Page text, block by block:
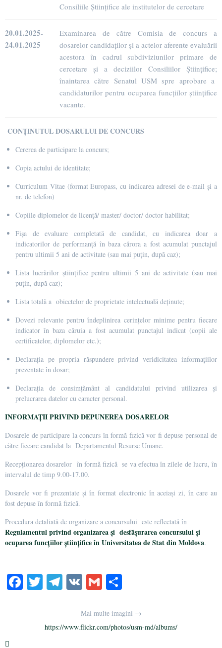
Consiliile Științifice ale institutelor de cercetare
20.01.2025-
24.01.2025
Examinarea de către Comisia de concurs a
dosarelor candidaților și a actelor aferente evaluării
acestora în cadrul subdiviziunilor primare de
cercetare și a deciziilor Consiliilor Științifice;
înaintarea către Senatul USM spre aprobare a
candidaturilor pentru ocuparea funcțiilor științifice
vacante.
CONȚINUTUL DOSARULUI DE CONCURS
Cererea de participare la concurs;
Copia actului de identitate;
Curriculum Vitae (format Europass, cu indicarea adresei de e-mail și a
nr. de telefon)
Copiile diplomelor de licenţă/ master/ doctor/ doctor habilitat;
Fişa de evaluare
completată de candidat, cu indicarea doar a
indicatorilor de performanţă în baza cărora a fost acumulat punctajul
pentru ultimii 5 ani de activitate (sau mai puțin, după caz);
Lista lucrărilor ştiinţifice pentru ultimii 5 ani de activitate (sau mai
puțin, după caz);
Lista totală a obiectelor de proprietate intelectuală deținute;
Dovezi relevante pentru îndeplinirea cerinţelor minime pentru fiecare
indicator în baza căruia a fost acumulat punctajul indicat (copii ale
certificatelor, diplomelor etc.);
Declaraţia pe propria răspundere privind veridicitatea informaţiilor
prezentate în dosar;
Declaraţia de consimţământ al candidatului privind utilizarea şi
prelucrarea datelor cu caracter personal.
INFORMAȚII PRIVIND DEPUNEREA DOSARELOR
Dosarele de participare la concurs în formă fizică vor fi depuse personal de
către fiecare candidat la Departamentul Resurse Umane.
Recepționarea dosarelor în formă fizică se va efectua în zilele de lucru, în
intervalul de timp 9.00-17.00.
Dosarele vor fi prezentate și în format electronic în aceiași zi, în care au
fost depuse în formă fizică.
Procedura detaliată de organizare a concursului este reflectată în
Regulamentul privind organizarea și desfășurarea concursului și
ocuparea funcțiilor științifice în Universitatea de Stat din Moldova.
Fa T
r
Te
a
V G
ailaj
ea
Mai multe imagini →
https://www.flickr.com/photos/usm-md/albums/